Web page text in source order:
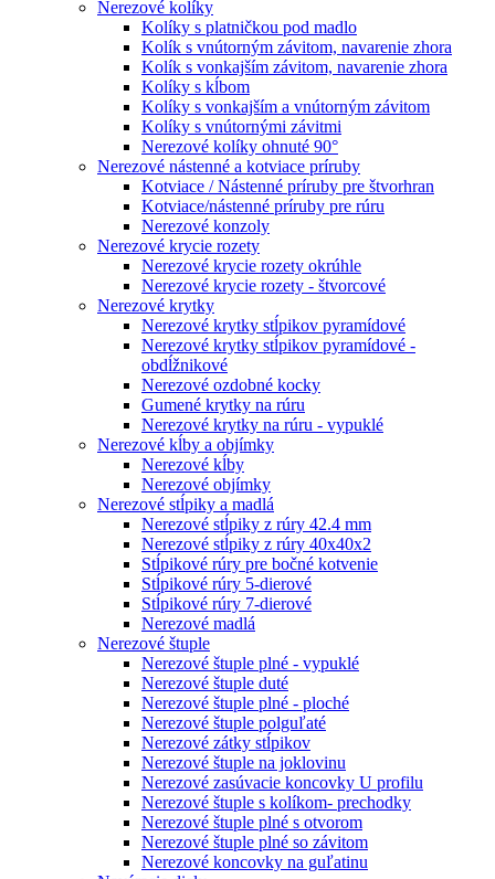
Nerezové kolíky
Kolíky s platničkou pod madlo
Kolík s vnútorným závitom, navarenie zhora
Kolík s vonkajším závitom, navarenie zhora
Kolíky s kĺbom
Kolíky s vonkajším a vnútorným závitom
Kolíky s vnútornými závitmi
Nerezové kolíky ohnuté 90°
Nerezové nástenné a kotviace príruby
Kotviace / Nástenné príruby pre štvorhran
Kotviace/nástenné príruby pre rúru
Nerezové konzoly
Nerezové krycie rozety
Nerezové krycie rozety okrúhle
Nerezové krycie rozety - štvorcové
Nerezové krytky
Nerezové krytky stĺpikov pyramídové
Nerezové krytky stĺpikov pyramídové -
obdĺžnikové
Nerezové ozdobné kocky
Gumené krytky na rúru
Nerezové krytky na rúru - vypuklé
Nerezové kĺby a objímky
Nerezové kĺby
Nerezové objímky
Nerezové stĺpiky a madlá
Nerezové stĺpiky z rúry 42.4 mm
Nerezové stĺpiky z rúry 40x40x2
Stĺpikové rúry pre bočné kotvenie
Stĺpikové rúry 5-dierové
Stĺpikové rúry 7-dierové
Nerezové madlá
Nerezové štuple
Nerezové štuple plné - vypuklé
Nerezové štuple duté
Nerezové štuple plné - ploché
Nerezové štuple polguľaté
Nerezové zátky stĺpikov
Nerezové štuple na joklovinu
Nerezové zasúvacie koncovky U profilu
Nerezové štuple s kolíkom- prechodky
Nerezové štuple plné s otvorom
Nerezové štuple plné so závitom
Nerezové koncovky na guľatinu